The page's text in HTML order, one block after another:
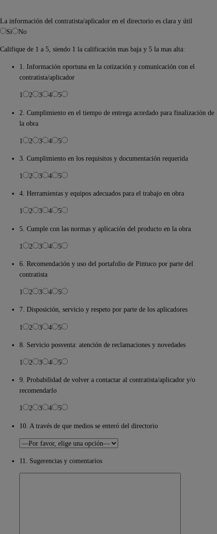
La información del contratista/aplicador en el directorio es clara y útil
Si
No
Califique de 1 a 5, siendo 1 la calificación mas baja y 5 la mas alta:
1. Información oportuna en la cotización y comunicación con el
contratista/aplicador
1 2 3 4 5
2. Cumplimiento en el tiempo de entrega acordado para finalización de
la obra
1 2 3 4 5
3. Cumplimiento en los requisitos y documentación requerida
1 2 3 4 5
4. Herramientas y equipos adecuados para el trabajo en obra
1 2 3 4 5
5. Cumple con las normas y aplicación del producto en la obra
1 2 3 4 5
6. Recomendación y uso del portafolio de Pintuco por parte del
contratista
1 2 3 4 5
7. Disposición, servicio y respeto por parte de los aplicadores
1 2 3 4 5
8. Servicio posventa: atención de reclamaciones y novedades
1 2 3 4 5
9. Probabilidad de volver a contactar al contratista/aplicador y/o
recomendarlo
1 2 3 4 5
10. A través de que medios se enteró del directorio
11. Sugerencias y comentarios